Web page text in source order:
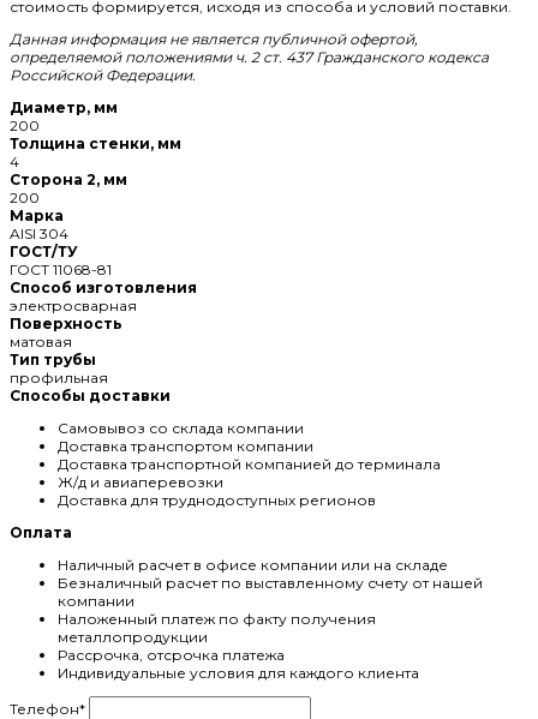
стоимость формируется, исходя из способа и условий поставки.
Данная информация не является публичной офертой,
определяемой положениями ч. 2 ст. 437 Гражданского кодекса
Российской Федерации.
Диаметр, мм
200
Толщина стенки, мм
4
Сторона 2, мм
200
Марка
AISI 304
ГОСТ/ТУ
ГОСТ 11068-81
Способ изготовления
электросварная
Поверхность
матовая
Тип трубы
профильная
Способы доставки
Самовывоз со склада компании
Доставка транспортом компании
Доставка транспортной компанией до терминала
Ж/д и авиаперевозки
Доставка для труднодоступных регионов
Оплата
Наличный расчет в офисе компании или на складе
Безналичный расчет по выставленному счету от нашей
компании
Наложенный платеж по факту получения
металлопродукции
Рассрочка, отсрочка платежа
Индивидуальные условия для каждого клиента
Телефон*